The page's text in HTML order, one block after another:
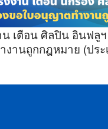
น เตือน ศิลปิน อินฟลู
านถูกกฎหมาย (ประ